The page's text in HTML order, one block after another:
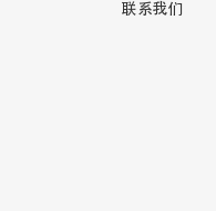
联系我们